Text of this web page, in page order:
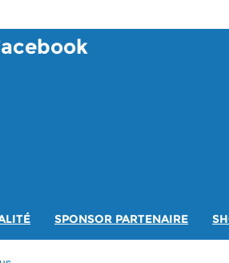
SPONSOR PARTENAIRE